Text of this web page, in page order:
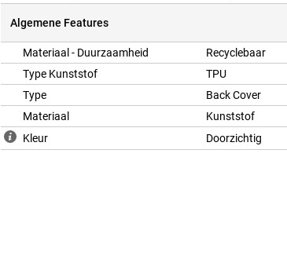
Algemene Features
Materiaal - Duurzaamheid
Recyclebaar
Type Kunststof
TPU
Type
Back Cover
Materiaal
Kunststof
Kleur
Doorzichtig